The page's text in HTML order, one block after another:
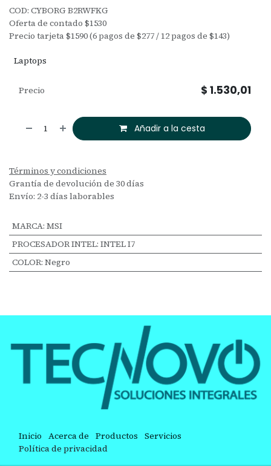
COD: CYBORG B2RWFKG
Oferta de contado $1530
Precio tarjeta $1590 (6 pagos de $277 / 12 pagos de $143)
Laptops
Añadir a la cesta
Precio $ 1.530,01
Términos y condiciones
Grantía de devolución de 30 días
Envío: 2-3 días laborables
MARCA: MSI
PROCESADOR INTEL: INTEL I7
COLOR: Negro
Inicio Acerca de Productos Servicios
Política de privacidad